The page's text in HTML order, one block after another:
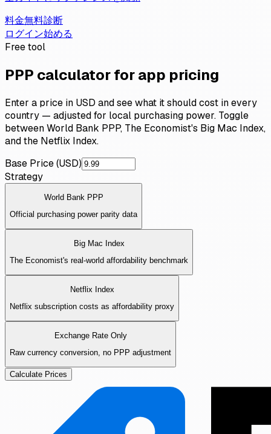
料金無料診断
ログイン始める
Free tool
PPP calculator for app pricing
Enter a price in USD and see what it should cost in every
country — adjusted for local purchasing power. Toggle
between World Bank PPP, The Economist's Big Mac Index,
and the Netflix Index.
Base Price (USD)
Strategy
World Bank PPP
Official purchasing power parity data
Big Mac Index
The Economist's real-world affordability benchmark
Netflix Index
Netflix subscription costs as affordability proxy
Exchange Rate Only
Raw currency conversion, no PPP adjustment
Calculate Prices